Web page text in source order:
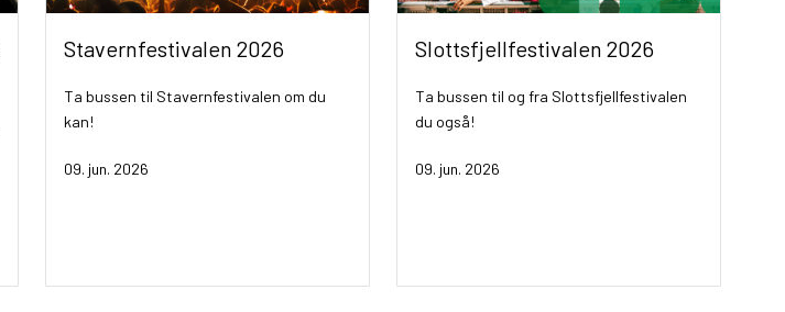
Stavernfestivalen 2026
Ta bussen til Stavernfestivalen om du
kan!
09. jun. 2026
Slottsfjellfestivalen 2026
Ta bussen til og fra Slottsfjellfestivalen
du også!
09. jun. 2026